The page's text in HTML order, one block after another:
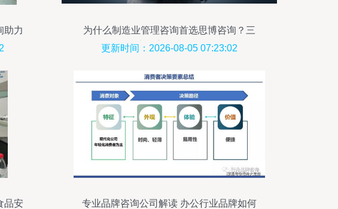
助力
为什么制造业管理咨询首选思博咨询？三
大核心价值解析
更新时间：2026-08-05 07:23:02
品安
专业品牌咨询公司解读 办公行业品牌如何